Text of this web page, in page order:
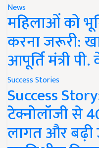
News
महिलाओं को
करना जरूरी:
आपूर्ति मंत्री
Success Stories
Success
टेक्नोलॉजी से
लागत और बढ़ी